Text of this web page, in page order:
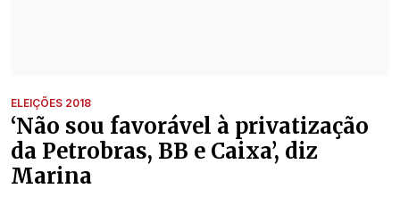
ELEIÇÕES 2018
‘Não sou favorável à privatização
da Petrobras, BB e Caixa’, diz
Marina